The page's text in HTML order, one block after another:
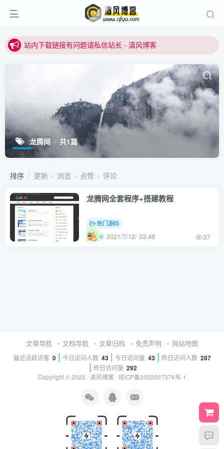
站内下载链接有问题请私信站长 - 清风博客
站内下载链接有问题请私信站长 - 清风博客
龙腾网 共1篇
排序 更新 浏览 点赞 评论
龙腾网全套程序+搭建教程
热门源码
2021/7/12/ 03:48 37
文章导航 文档导航 文章归档 免责声明 网站地图
最近活跃访客 0 今日访问人数 43 今日访问量 43 昨日访问人数 287
昨日访问量 292
Copyright © 2022 · 清风博客 · 琼ICP备2022007376号-1